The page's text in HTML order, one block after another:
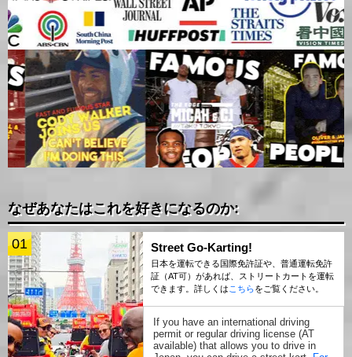
なぜあなたはこれを好きになるのか:
01 Street Go-Karting!
日本を運転できる国際免許証や、普通運転免許
証（AT可）があれば、ストリートカートを運転
できます。詳しくはこちらをご覧ください。
If you have an international driving
permit or regular driving license (AT
available) that allows you to drive in